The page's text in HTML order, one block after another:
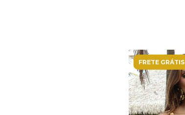
FRETE GRÁTIS